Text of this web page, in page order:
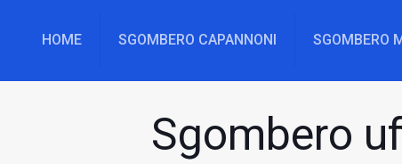
HOME SGOMBERO CAPANNONI SGOMBERO
Sgombero